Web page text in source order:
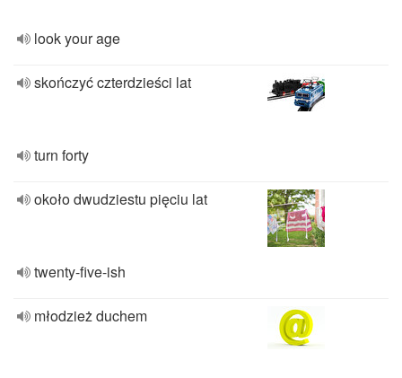
look your age
skończyć czterdzieści lat
turn forty
około dwudziestu pięciu lat
twenty-five-ish
młodzież duchem